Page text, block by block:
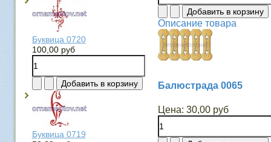
Буквица 0720
100,00 руб
Буквица 0719
Описание товара
Балюстрада 0065
Цена: 30,00 руб